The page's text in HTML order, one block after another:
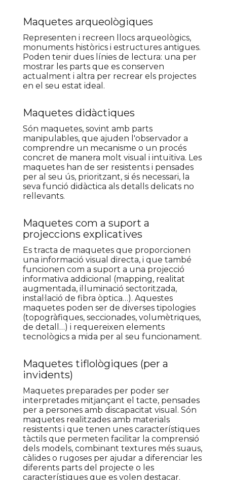
Maquetes arqueològiques
Representen i recreen llocs arqueològics,
monuments històrics i estructures antigues.
Poden tenir dues línies de lectura: una per
mostrar les parts que es conserven
actualment i altra per recrear els projectes
en el seu estat ideal.
Maquetes didàctiques
Són maquetes, sovint amb parts
manipulables, que ajuden l'observador a
comprendre un mecanisme o un procés
concret de manera molt visual i intuïtiva. Les
maquetes han de ser resistents i pensades
per al seu ús, prioritzant, si és necessari, la
seva funció didàctica als detalls delicats no
rellevants.
Maquetes com a suport a
projeccions explicatives
Es tracta de maquetes que proporcionen
una informació visual directa, i que també
funcionen com a suport a una projecció
informativa addicional (mapping, realitat
augmentada, il·luminació sectoritzada,
instal·lació de fibra òptica…). Aquestes
maquetes poden ser de diverses tipologies
(topogràfiques, seccionades, volumètriques,
de detall…) i requereixen elements
tecnològics a mida per al seu funcionament.
Maquetes tiflològiques (per a
invidents)
Maquetes preparades per poder ser
interpretades mitjançant el tacte, pensades
per a persones amb discapacitat visual. Són
maquetes realitzades amb materials
resistents i que tenen unes característiques
tàctils que permeten facilitar la comprensió
dels models, combinant textures més suaus,
càlides o rugoses per ajudar a diferenciar les
diferents parts del projecte o les
característiques que es volen destacar.